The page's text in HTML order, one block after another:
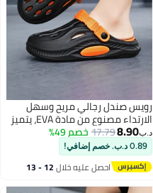
رويس صندل رجالي مريح وسهل
الارتداء مصنوع من مادة EVA، يتميز
بتهوية جيدة، ومقاومة للانزلاق،
ونعل سميك، مثالي للرحلات النهرية
الصيفية والأنشطة الخارجية. صندل
بكعب مغلق مناسب للارتداء
اليومي والشاطئ. لون أسود
د.ب‏8.90
17.79خصم 49%
0.89 د.ب. خصم إضافي!
احصل عليه خلال 12 - 13